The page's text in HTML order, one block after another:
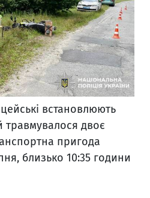
встановлюють
травмувалося двоє
пригода
близько 10:35 години